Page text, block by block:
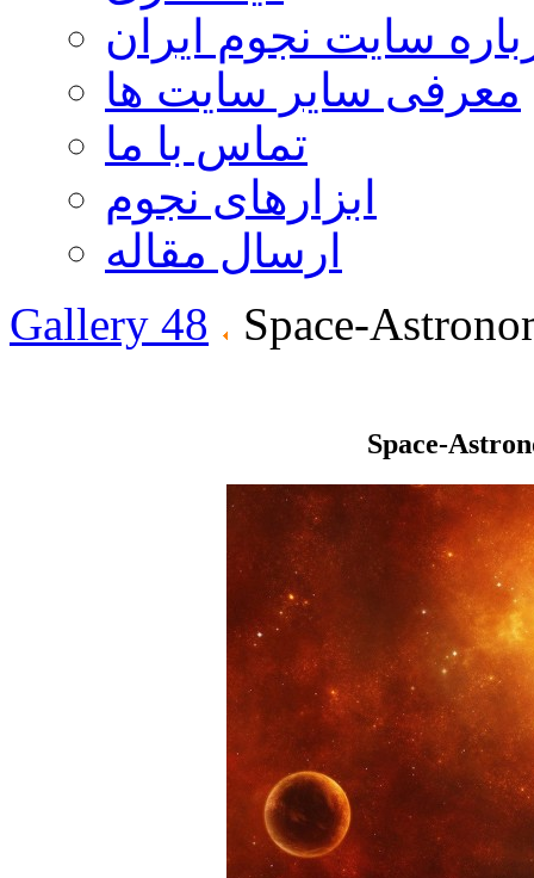
سایت نجوم ایران
معرفی سایر سایت ها
تماس با ما
ابزارهای نجوم
ارسال مقاله
Gallery 48
Space-
Space-